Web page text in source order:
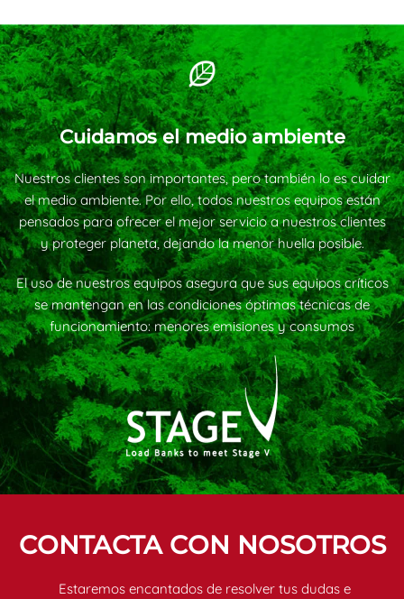
Cuidamos el medio ambiente
Nuestros clientes son importantes, pero también lo es cuidar
el medio ambiente. Por ello, todos nuestros equipos están
pensados para ofrecer el mejor servicio a nuestros clientes
y proteger planeta, dejando la menor huella posible.
El uso de nuestros equipos asegura que sus equipos críticos
se mantengan en las condiciones óptimas técnicas de
funcionamiento: menores emisiones y consumos
CONTACTA CON NOSOTROS
Estaremos encantados de resolver tus dudas e